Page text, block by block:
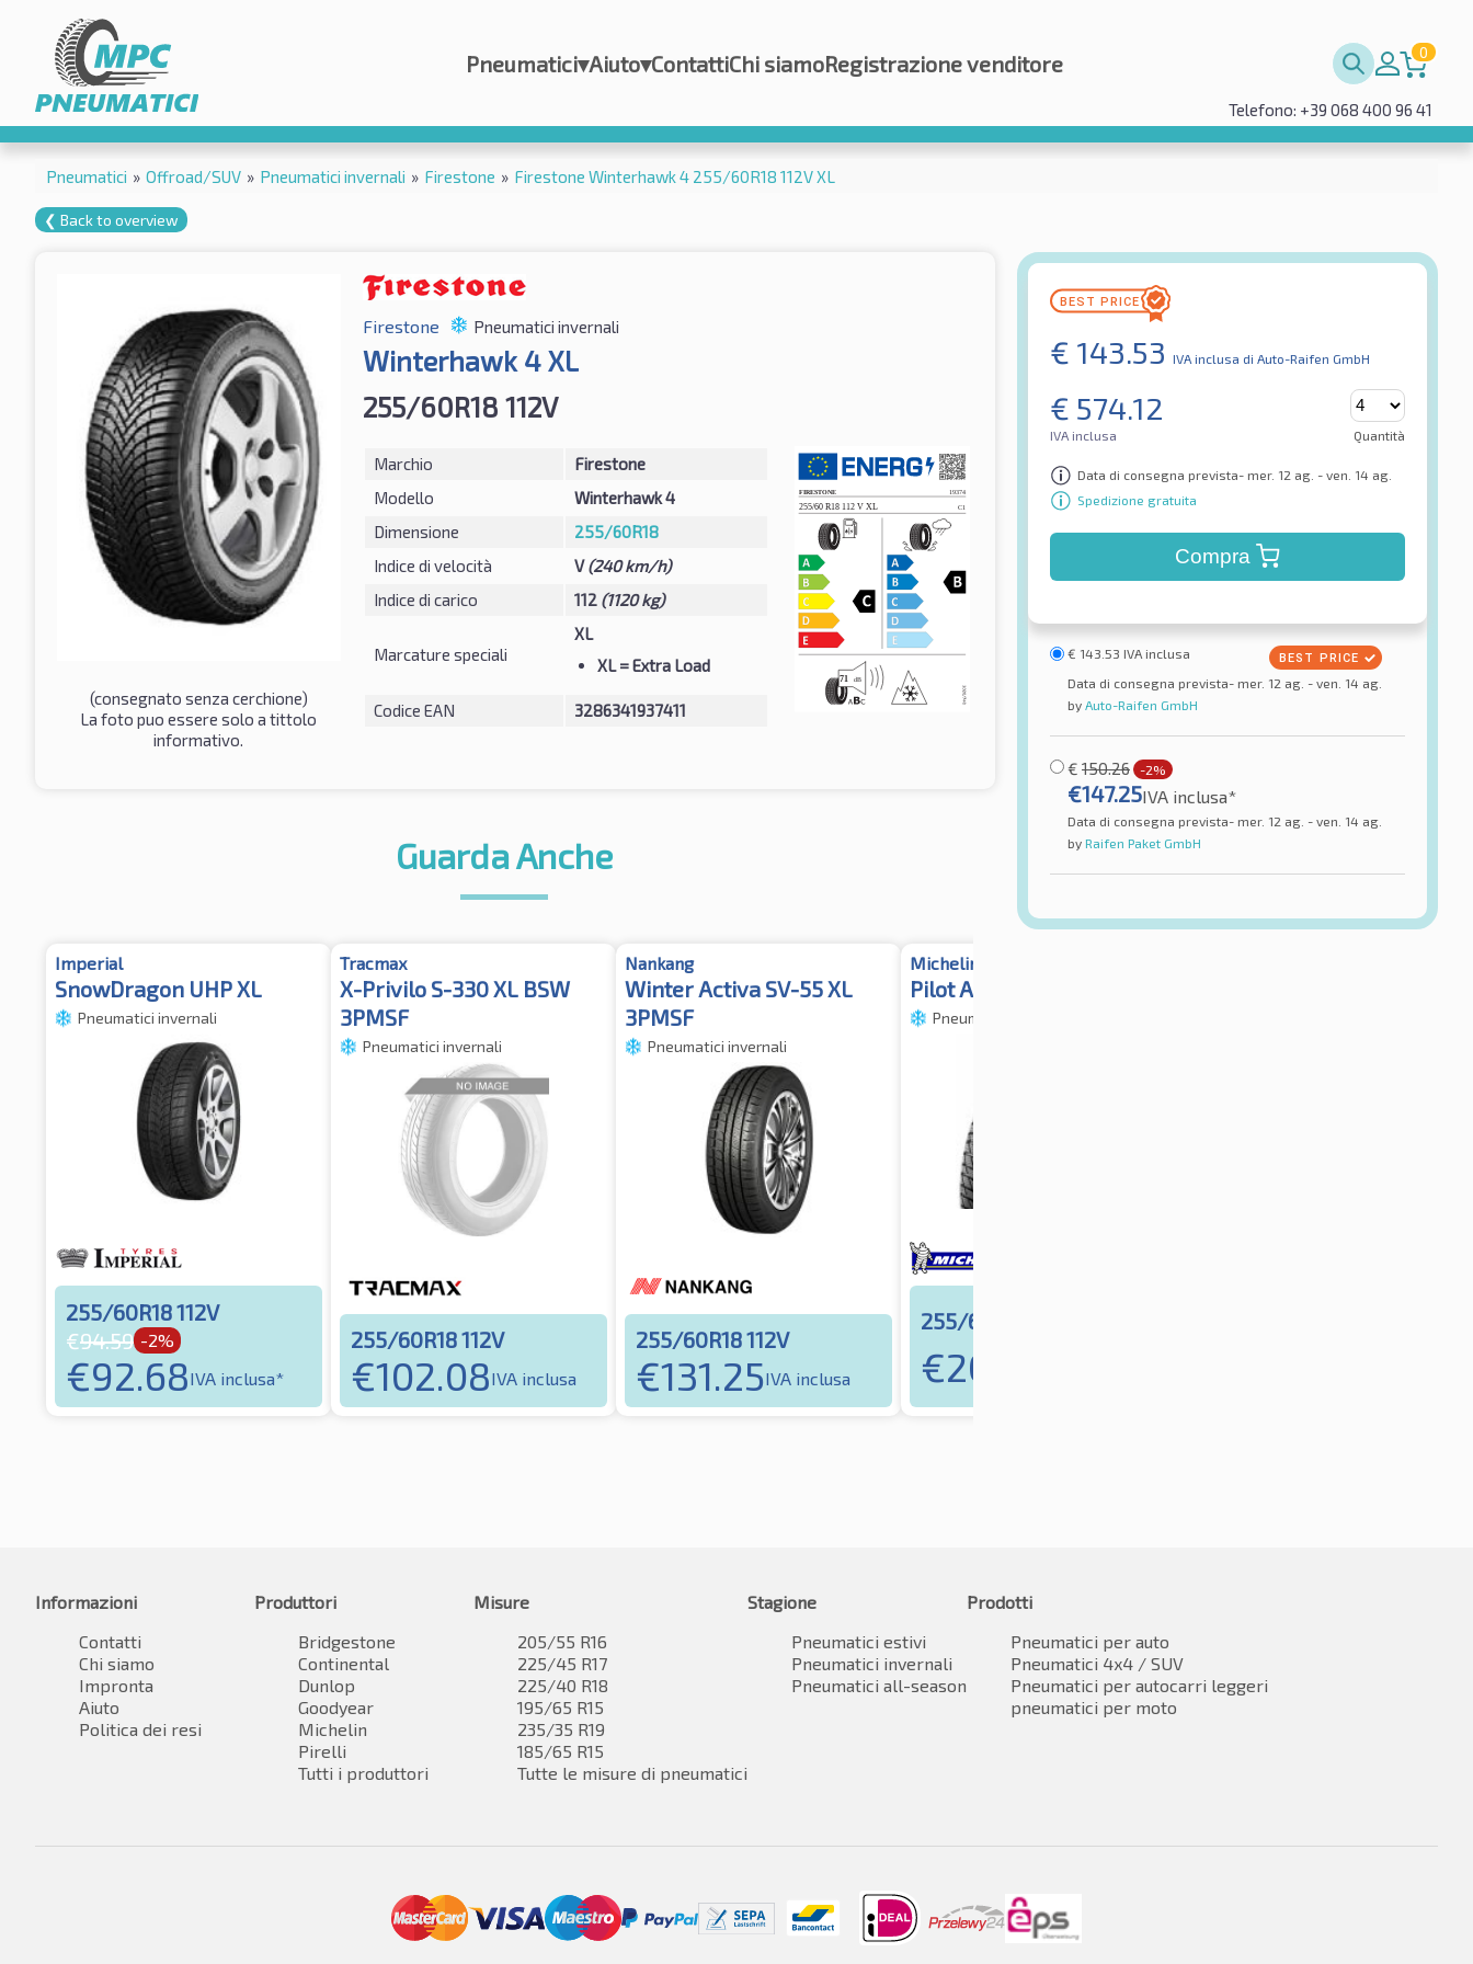
Pneumatici▾Aiuto▾ContattiChi siamoRegistrazione venditore 0
Telefono: +39 068 400 96 41
Pneumatici » Offroad/SUV » Pneumatici invernali » Firestone » Firestone Winterhawk 4 255/60R18 112V XL
❮ Back to overview
(consegnato senza cerchione)
La foto puo essere solo a tittolo
informativo.
Firestone Pneumatici invernali
Winterhawk 4 XL
255/60R18 112V
Marchio
Firestone
Modello
Winterhawk 4
Dimensione
255/60R18
Indice di velocità
V(240 km/h)
Indice di carico
112 (1120 kg)
Marcature speciali
XL
XL= Extra Load
Codice EAN 3286341937411
€ 143.53 IVA inclusa di Auto-Raifen GmbH
€ 574.12
IVA inclusa Quantità
Data di consegna prevista- mer. 12 ag. - ven. 14 ag.
Spedizione gratuita
Compra
€ 143.53 IVA inclusa
Data di consegna prevista- mer. 12 ag. - ven. 14 ag.
by Auto-Raifen GmbH
€ 150.26 -2%
€147.25IVA inclusa*
Data di consegna prevista- mer. 12 ag. - ven. 14 ag.
by Raifen Paket GmbH
Guarda Anche
Imperial
SnowDragon UHP XL
Pneumatici invernali
255/60R18 112V
€94.59 -2%
€92.68IVA inclusa*
Tracmax
X-Privilo S-330 XL BSW
3PMSF
Pneumatici invernali
255/60R18 112V
€102.08IVA inclusa
Nankang
Winter Activa SV-55 XL
3PMSF
Pneumatici invernali
255/60R18 112V
€131.25IVA inclusa
Michelin
Pilot Alpin 5 SUV XL
Pneumatici invernali
255/60R18 112V
€209.61
Informazioni
Contatti
Chi siamo
Impronta
Aiuto
Politica dei resi
Produttori
Bridgestone
Continental
Dunlop
Goodyear
Michelin
Pirelli
Tutti i produttori
Misure
205/55 R16
225/45 R17
225/40 R18
195/65 R15
235/35 R19
185/65 R15
Tutte le misure di pneumatici
Stagione
Pneumatici estivi
Pneumatici invernali
Pneumatici all-season
Prodotti
Pneumatici per auto
Pneumatici 4x4 / SUV
Pneumatici per autocarri leggeri
pneumatici per moto